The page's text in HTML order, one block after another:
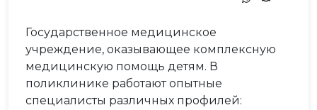
Государственное медицинское
учреждение, оказывающее комплексную
медицинскую помощь детям. В
поликлинике работают опытные
специалисты различных профилей: